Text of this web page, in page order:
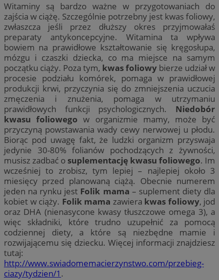
Witaminy są bardzo ważne w przygotowaniach do
zajścia w ciążę. Szczególnie potrzebny jest kwas foliowy,
zwłaszcza jeśli przez dłuższy okres przyjmowałaś
preparaty antykoncepcyjne. Witamina ta wpływa
bowiem na prawidłowe kształtowanie się kręgosłupa,
mózgu i czaszki dziecka, co ma miejsce na samym
początku ciąży. Poza tym, kwas foliowy bierze udział w
procesie podziału komórek, pomaga w prawidłowej
produkcji krwi, przyczynia się do zmniejszenia uczucia
zmęczenia i znużenia, pomaga w utrzymaniu
prawidłowych funkcji psychologicznych. Niedobór
kwasu foliowego w organizmie mamy, może być
przyczyną powstawania wady cewy nerwowej u płodu.
Biorąc pod uwagę fakt, że ludzki organizm przyswaja
jedynie 30-80% folianów pochodzących z żywności,
musisz zadbać o suplementację kwasu foliowego. Im
wcześniej to zrobisz, tym lepiej – najlepiej około 3
miesięcy przed planowaną ciążą. Obecnie numerem
jeden na rynku jest Folik mama – suplement diety dla
kobiet w ciąży. Folik mama zawiera kwas foliowy, jod
oraz DHA (nienasycone kwasy tłuszczowe omega 3), a
więc składniki, które trudno uzupełnić za pomocą
codziennej diety, a które są niezbędne mamie i
rozwijającemu się dziecku. Więcej informacji znajdziesz
tutaj:
http://www.swiadomemacierzynstwo.com/przebieg-
ciazy/tydzien/1 .